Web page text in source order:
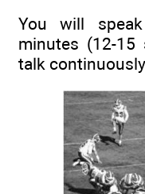
You will
minutes (12-15
talk